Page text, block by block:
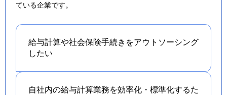
ている企業です。
給与計算や社会保険手続きをアウトソーシング
したい
自社内の給与計算業務を効率化・標準化するた